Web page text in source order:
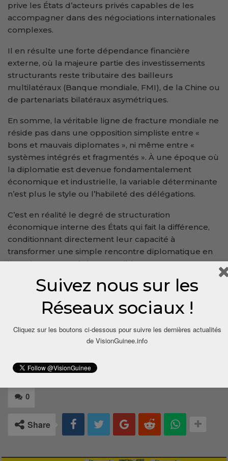
prive les États d’acteurs privés capables de les
accompagner dans des négociations internationales
complexes.
Il en résulte une forte dépendance financière
externe, où la majeure partie des investissements
structurants reste tributaire des bailleurs
multilatéraux (Banque mondiale, FMI), de la Chine ou
de partenariats bilatéraux asymétriques.
En somme, la véritable ligne de fracture mondiale ne
réside pas dans une opposition simpliste entre «
bons et mauvais diplomates », ni même entre «
systèmes intégrés et fragmentés ». À une époque où
la diplomatie est devenue fondamentalement
économique et industrielle, la variable déterminante
n’est plus le style ou l’habileté des délégations.
C’est en réalité le degré de structuration
économique interne des États qui fait la différence,
conditionnant directement leur capacité à
transformer une simple rencontre diplomatique en
investissements réels et tangibles.
Par Abdourahamane CONDE
0
Share
Suivez nous sur les
Réseaux sociaux !
Cliquez sur les boutons ci-dessous pour suivre les dernières actualités
de VisionGuinee.info